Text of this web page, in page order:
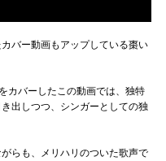
バー動画もアップしている棗い
カバーしたこの動画では、独特
出しつつ、シンガーとしての独
らも、メリハリのついた歌声で